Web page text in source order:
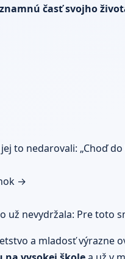
časť svojho
to nedarovali: „Choď do
→
už nevydržala: Pre toto
a mladosť výrazne